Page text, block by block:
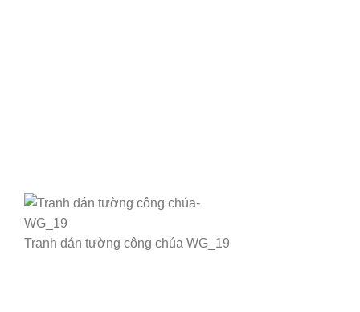
Tranh dán tường công chúa WG_19